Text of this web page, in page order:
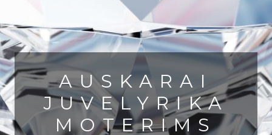
AUSKARAI
JUVELYRIKA
MOTERIMS